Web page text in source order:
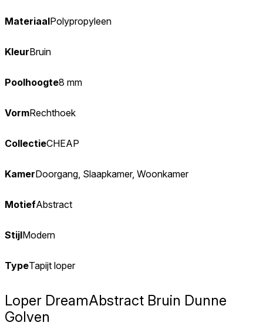
MateriaalPolypropyleen
KleurBruin
Poolhoogte8 mm
VormRechthoek
CollectieCHEAP
KamerDoorgang, Slaapkamer, Woonkamer
MotiefAbstract
StijlModern
TypeTapijt loper
Loper DreamAbstract Bruin Dunne
Golven